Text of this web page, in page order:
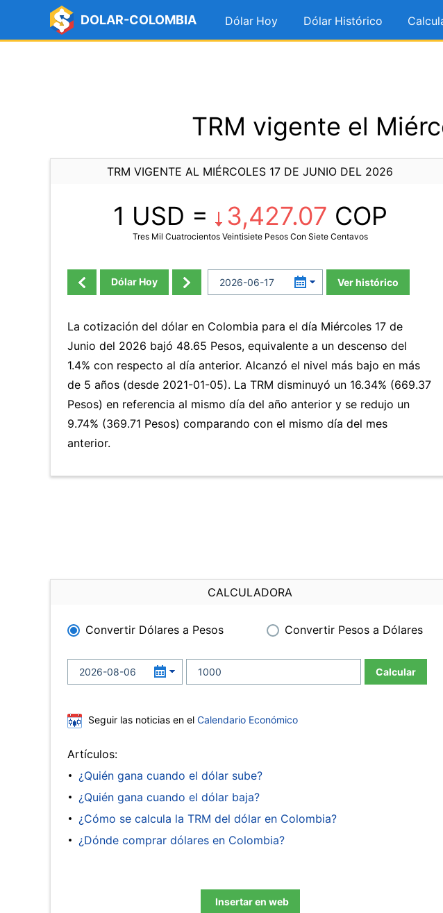
DOLAR-COLOMBIA Dólar Hoy Dólar Histórico
TRM vigente el
TRM VIGENTE AL MIÉRCOLES 17 DE JUNIO DEL 2026
1 USD = 3,427.07 COP
Tres Mil Cuatrocientos Veintisiete Pesos Con Siete Centavos
Dólar Hoy Ver histórico
La cotización del dólar en Colombia para el día Miércoles 17 de
Junio del 2026 bajó 48.65 Pesos, equivalente a un descenso del
1.4% con respecto al día anterior. Alcanzó el nivel más bajo en más
de 5 años (desde 2021-01-05). La TRM disminuyó un 16.34% (669.37
Pesos) en referencia al mismo día del año anterior y se redujo un
9.74% (369.71 Pesos) comparando con el mismo día del mes
anterior.
CALCULADORA
Convertir Dólares a Pesos Convertir Pesos a Dólares
Calcular
Seguir las noticias en el Calendario Económico
Artículos:
¿Quién gana cuando el dólar sube?
¿Quién gana cuando el dólar baja?
¿Cómo se calcula la TRM del dólar en Colombia?
¿Dónde comprar dólares en Colombia?
Insertar en web